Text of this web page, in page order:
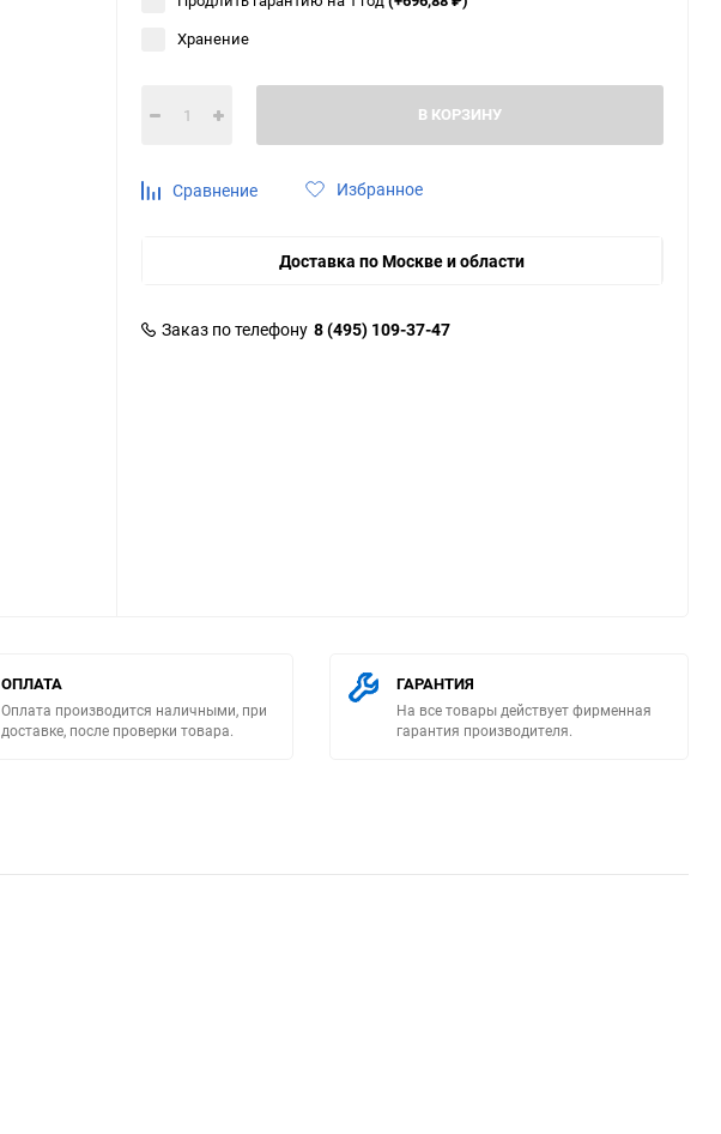
Хранение
В КОРЗИНУ
Сравнение Избранное
Доставка по Москве и области
Заказ по телефону 8 (495) 109-37-47
ОПЛАТА
Оплата производится наличными, при
доставке, после проверки товара.
ГАРАНТИЯ
На все товары действует фирменная
гарантия производителя.